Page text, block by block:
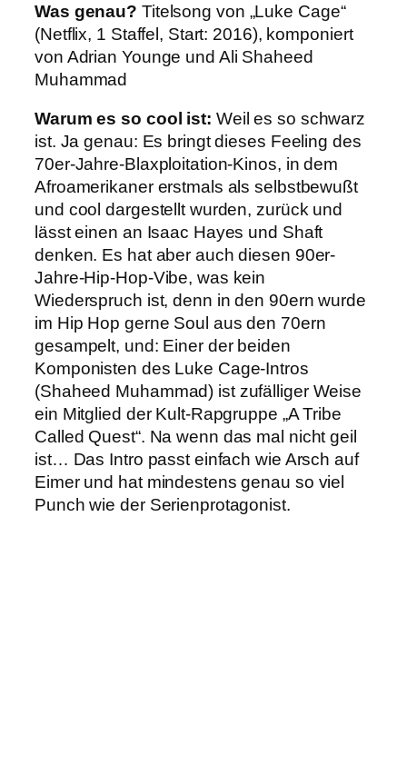
Was genau? Titelsong von „Luke Cage“
(Netflix, 1 Staffel, Start: 2016), komponiert
von Adrian Younge und Ali Shaheed
Muhammad
Warum es so cool ist: Weil es so schwarz
ist. Ja genau: Es bringt dieses Feeling des
70er-Jahre-Blaxploitation-Kinos, in dem
Afroamerikaner erstmals als selbstbewußt
und cool dargestellt wurden, zurück und
lässt einen an Isaac Hayes und Shaft
denken. Es hat aber auch diesen 90er-
Jahre-Hip-Hop-Vibe, was kein
Wiederspruch ist, denn in den 90ern wurde
im Hip Hop gerne Soul aus den 70ern
gesampelt, und: Einer der beiden
Komponisten des Luke Cage-Intros
(Shaheed Muhammad) ist zufälliger Weise
ein Mitglied der Kult-Rapgruppe „A Tribe
Called Quest“. Na wenn das mal nicht geil
ist… Das Intro passt einfach wie Arsch auf
Eimer und hat mindestens genau so viel
Punch wie der Serienprotagonist.